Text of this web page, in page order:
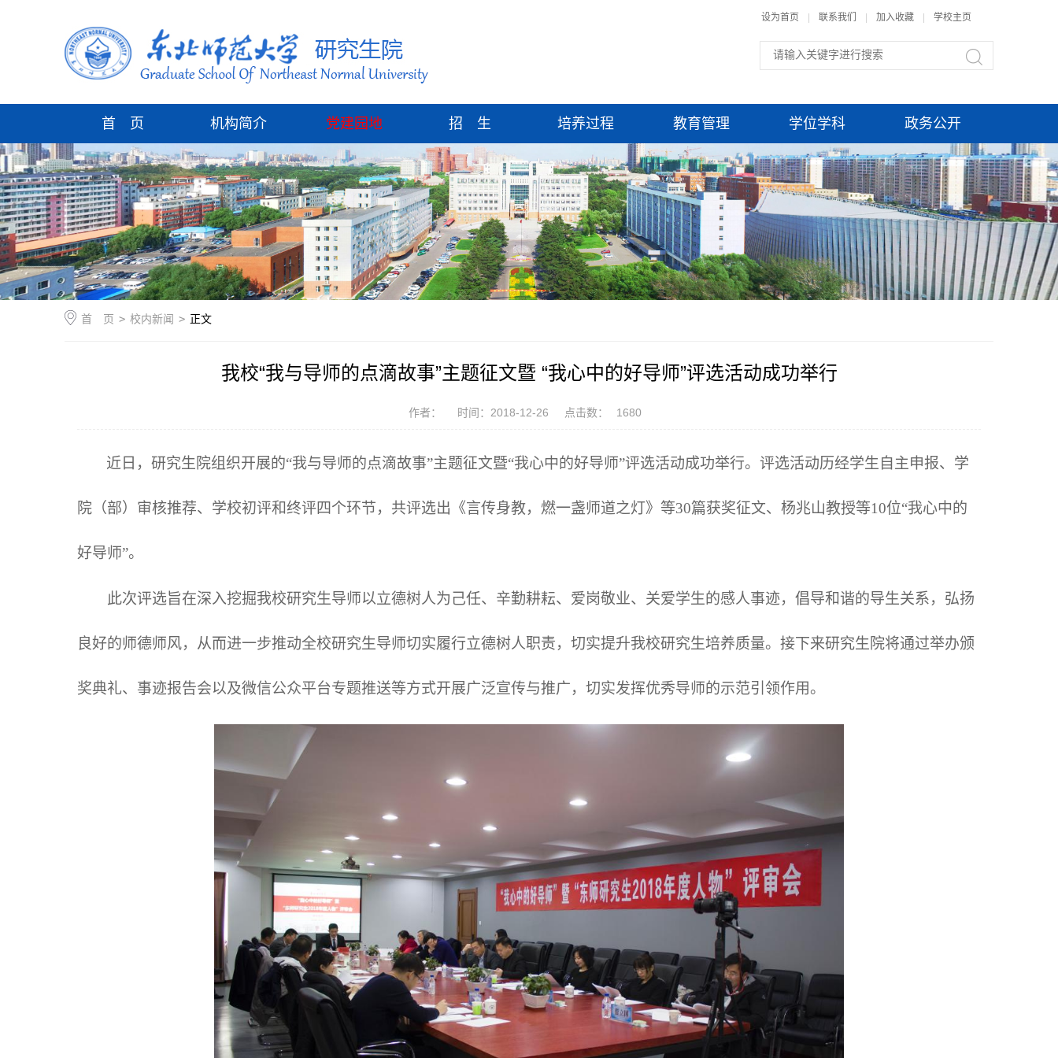
设为首页 联系我们 加入收藏 学校主页
首 页 机构简介 党建园地 招 生 培养过程 教育管理 学位学科 政务公开
首 页 > 校内新闻 > 正文
我校“我与导师的点滴故事”主题征文暨 “我心中的好导师”评选活动成功举行
作者： 时间：2018-12-26 点击数： 1680
近日，研究生院组织开展的“我与导师的点滴故事”主题征文暨“我心中的好导师”评选活动成功举行。评选活动历经学生自主申报、学
院（部）审核推荐、学校初评和终评四个环节，共评选出《言传身教，燃一盏师道之灯》等30篇获奖征文、杨兆山教授等10位“我心中的
好导师”。
此次评选旨在深入挖掘我校研究生导师以立德树人为己任、辛勤耕耘、爱岗敬业、关爱学生的感人事迹，倡导和谐的导生关系，弘扬
良好的师德师风，从而进一步推动全校研究生导师切实履行立德树人职责，切实提升我校研究生培养质量。接下来研究生院将通过举办颁
奖典礼、事迹报告会以及微信公众平台专题推送等方式开展广泛宣传与推广，切实发挥优秀导师的示范引领作用。